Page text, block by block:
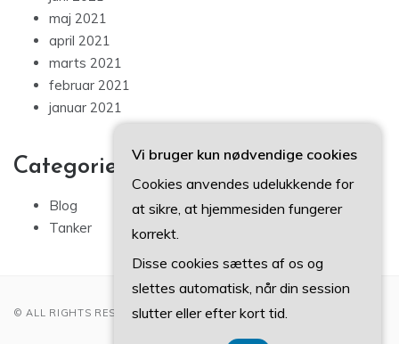
maj 2021
april 2021
marts 2021
februar 2021
januar 2021
Categories
Blog
Tanker
© ALL RIGHTS RESERVED 2022
Vi bruger kun nødvendige cookies
Cookies anvendes udelukkende for
at sikre, at hjemmesiden fungerer
korrekt.
Disse cookies sættes af os og
slettes automatisk, når din session
slutter eller efter kort tid.